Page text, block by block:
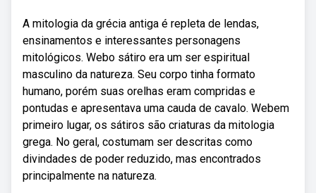
A mitologia da grécia antiga é repleta de lendas,
ensinamentos e interessantes personagens
mitológicos. Webo sátiro era um ser espiritual
masculino da natureza. Seu corpo tinha formato
humano, porém suas orelhas eram compridas e
pontudas e apresentava uma cauda de cavalo. Webem
primeiro lugar, os sátiros são criaturas da mitologia
grega. No geral, costumam ser descritas como
divindades de poder reduzido, mas encontrados
principalmente na natureza.